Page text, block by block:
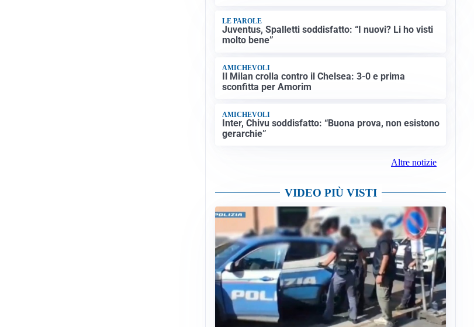
LE PAROLE
Juventus, Spalletti soddisfatto: “I nuovi? Li ho visti
molto bene”
AMICHEVOLI
Il Milan crolla contro il Chelsea: 3-0 e prima
sconfitta per Amorim
AMICHEVOLI
Inter, Chivu soddisfatto: “Buona prova, non esistono
gerarchie”
Altre notizie
VIDEO PIÙ VISTI